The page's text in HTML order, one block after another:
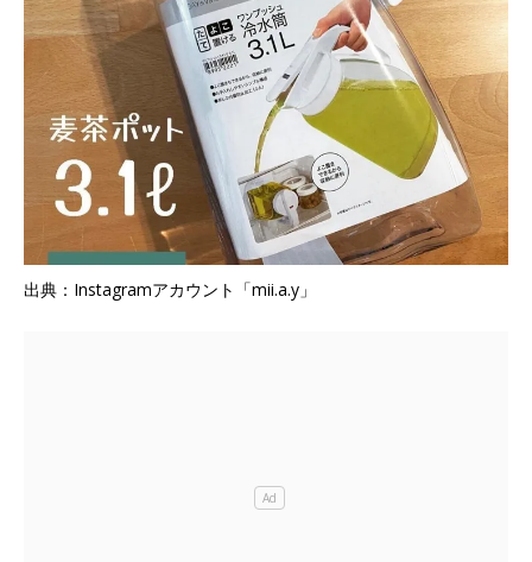
出典：Instagramアカウント「mii.a.y」